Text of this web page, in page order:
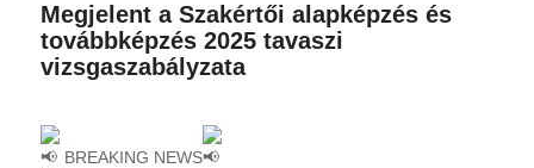
Megjelent a Szakértői alapképzés és
továbbképzés 2025 tavaszi
vizsgaszabályzata
BREAKING NEWS